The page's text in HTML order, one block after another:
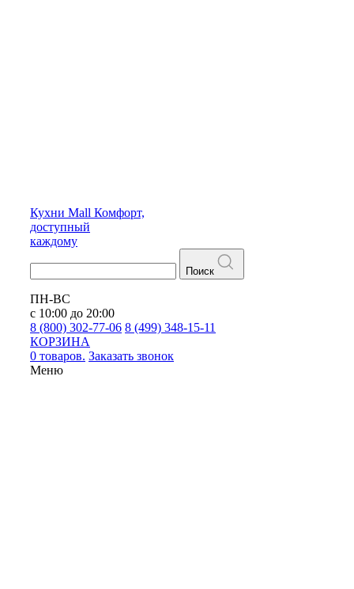
Кухни Mall Комфорт,
доступный
каждому
Поиск
ПН-ВС
с 10:00 до 20:00
8 (800) 302-77-06 8 (499) 348-15-11
КОРЗИНА
0 товаров. Заказать звонок
Меню